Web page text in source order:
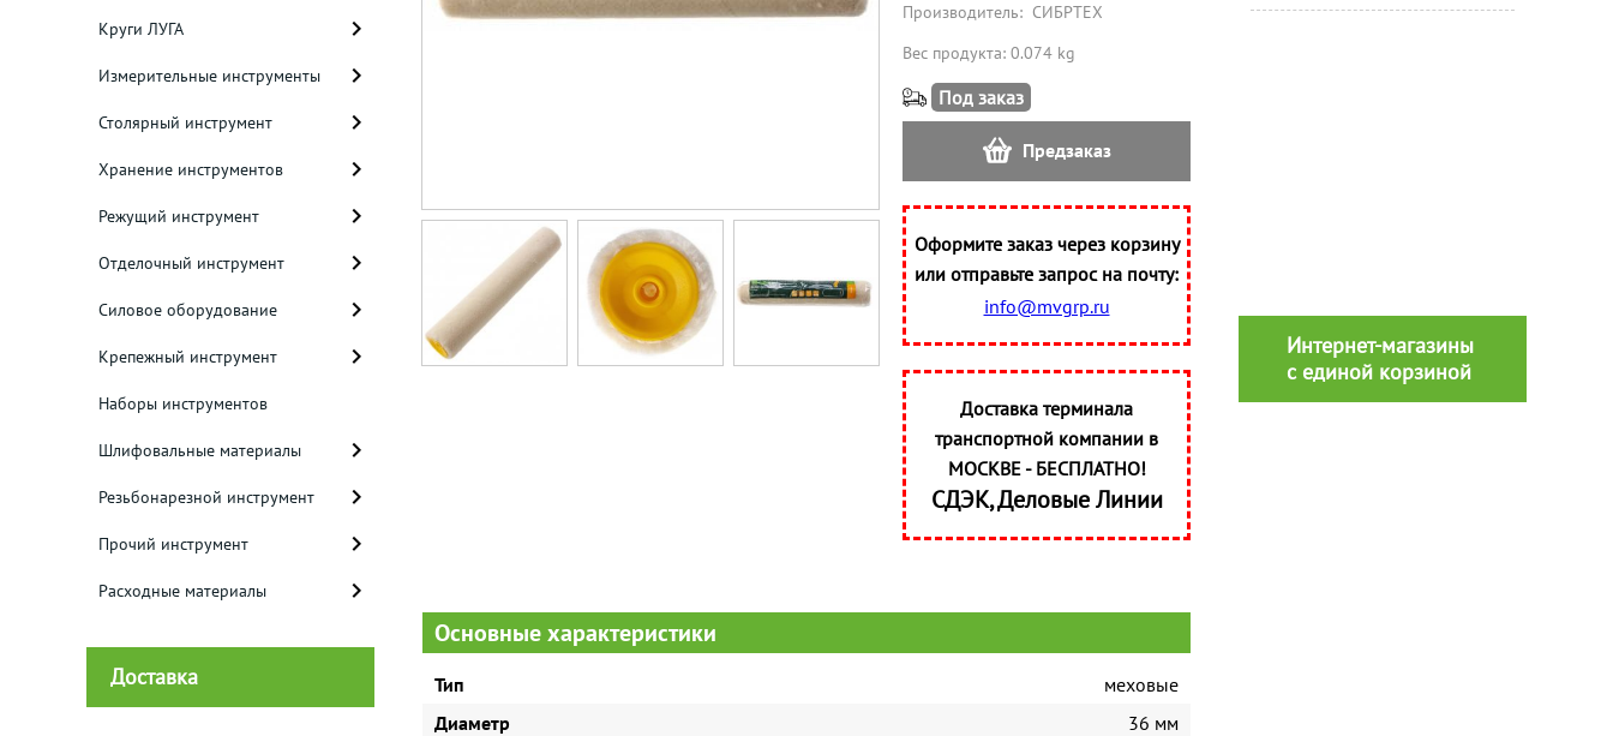
Круги ЛУГА
Измерительные инструменты
Столярный инструмент
Хранение инструментов
Режущий инструмент
Отделочный инструмент
Силовое оборудование
Крепежный инструмент
Наборы инструментов
Шлифовальные материалы
Резьбонарезной инструмент
Прочий инструмент
Расходные материалы
Доставка
Производитель: СИБРТЕХ
Вес продукта: 0.074 kg
Под заказ
Предзаказ
Оформите заказ через корзину
или отправьте запрос на почту:
info@mvgrp.ru
Доставка терминала
транспортной компании в
МОСКВЕ - БЕСПЛАТНО!
СДЭК, Деловые Линии
Основные характеристики
Тип
меховые
Диаметр
36 мм
Интернет-магазины
с единой корзиной